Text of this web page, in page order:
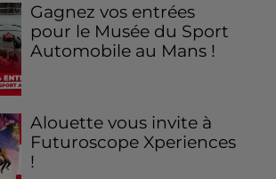
Gagnez vos entrées
pour le Musée du Sport
Automobile au Mans !
Alouette vous invite à
Futuroscope Xperiences
!